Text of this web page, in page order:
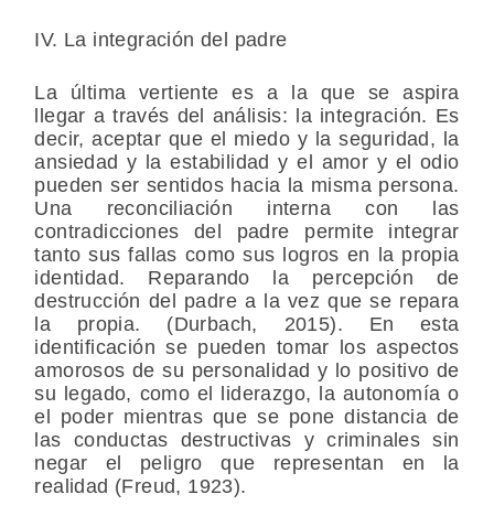
IV. La integración del padre
La última vertiente es a la que se aspira
llegar a través del análisis: la integración. Es
decir, aceptar que el miedo y la seguridad, la
ansiedad y la estabilidad y el amor y el odio
pueden ser sentidos hacia la misma persona.
Una reconciliación interna con las
contradicciones del padre permite integrar
tanto sus fallas como sus logros en la propia
identidad. Reparando la percepción de
destrucción del padre a la vez que se repara
la propia. (Durbach, 2015). En esta
identificación se pueden tomar los aspectos
amorosos de su personalidad y lo positivo de
su legado, como el liderazgo, la autonomía o
el poder mientras que se pone distancia de
las conductas destructivas y criminales sin
negar el peligro que representan en la
realidad (Freud, 1923).